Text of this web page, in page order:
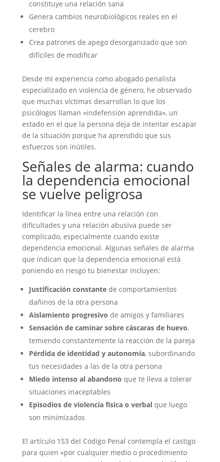
constituye una relación sana
Genera cambios neurobiológicos reales en el
cerebro
Crea patrones de apego desorganizado que son
difíciles de modificar
Desde mi experiencia como abogado penalista
especializado en violencia de género, he observado
que muchas víctimas desarrollan lo que los
psicólogos llaman «indefensión aprendida», un
estado en el que la persona deja de intentar escapar
de la situación porque ha aprendido que sus
esfuerzos son inútiles.
Señales de alarma: cuando
la dependencia emocional
se vuelve peligrosa
Identificar la línea entre una relación con
dificultades y una relación abusiva puede ser
complicado, especialmente cuando existe
dependencia emocional. Algunas señales de alarma
que indican que la dependencia emocional está
poniendo en riesgo tu bienestar incluyen:
Justificación constantede comportamientos
dañinos de la otra persona
Aislamiento progresivo de amigos y familiares
Sensación de caminar sobre cáscaras de huevo,
temiendo constantemente la reacción de la pareja
Pérdida de identidad y autonomía, subordinando
tus necesidades a las de la otra persona
Miedo intenso al abandono que te lleva a tolerar
situaciones inaceptables
Episodios de violencia física o verbalque luego
son minimizados
El artículo 153 del Código Penal contempla el castigo
para quien «por cualquier medio o procedimiento